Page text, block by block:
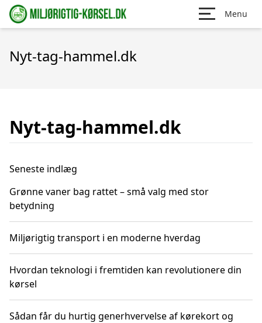
Menu
Nyt-tag-hammel.dk
Nyt-tag-hammel.dk
Seneste indlæg
Grønne vaner bag rattet – små valg med stor
betydning
Miljørigtig transport i en moderne hverdag
Hvordan teknologi i fremtiden kan revolutionere din
kørsel
Sådan får du hurtig generhvervelse af kørekort og